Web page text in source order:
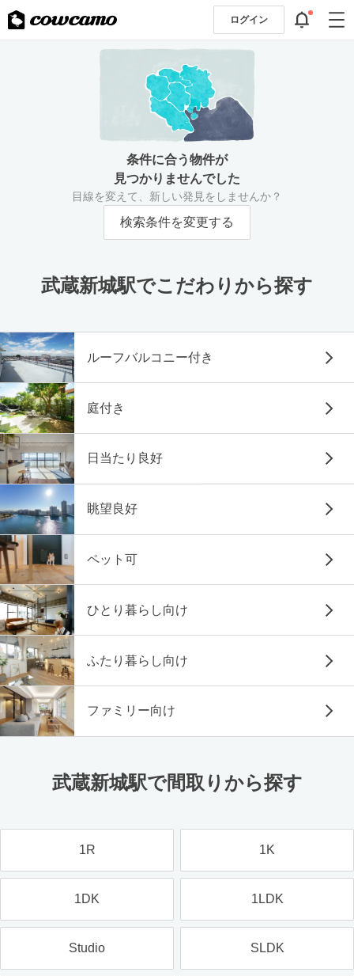
ログイン
条件に合う物件が
見つかりませんでした
目線を変えて、新しい発見をしませんか？
検索条件を変更する
武蔵新城駅でこだわりから探す
ルーフバルコニー付き
庭付き
日当たり良好
眺望良好
ペット可
ひとり暮らし向け
ふたり暮らし向け
ファミリー向け
武蔵新城駅で間取りから探す
1R 1K
1DK 1LDK
Studio SLDK